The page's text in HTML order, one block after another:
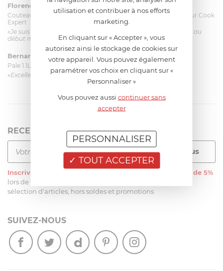
Florence 63 ans le 23/06/2026 à 11:17
Couteau complet avec lame, joint & écrou pour le robot cuiseur Cook
Expert
«Je suis satisfaite du couteau Magimix. L'écrou est un peu dur au
début mais ça le fait. La livraison a été très rapide. ...»
Bernard le 23/06/2026 à 09:43
Pale 1.1L pour Glacier Magimix 11031/121/123/124
«Excellent: produit et livraison»
RECEVEZ LA NEWSLETTER
Inscrivez-vous
une remise de 5%
lors de votre première commande sur notre site sur une
sélection d’articles, hors soldes et promotions
SUIVEZ-NOUS
utilisation et contribuer à nos efforts
marketing.
En cliquant sur « Accepter », vous
autorisez ainsi le stockage de cookies sur
votre appareil. Vous pouvez également
paramétrer vos choix en cliquant sur «
Personnaliser »
Vous pouvez aussi continuer sans
accepter
TOUT ACCEPTER
PERSONNALISER